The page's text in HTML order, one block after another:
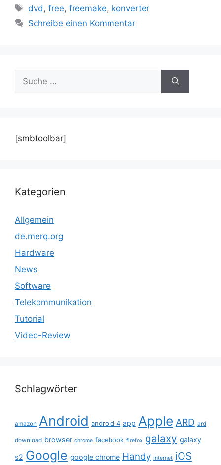
Schlagwörter
dvd,free,freemake, konverter
Schreibe einen Kommentar
Suche
nach:
[smbtoolbar]
Kategorien
Allgemein
de.merq.org
Hardware
News
Software
Telekommunikation
Tutorial
Video-Review
Schlagwörter
amazon Android android 4 app Apple ARD ard
download browser chrome facebook firefox galaxy galaxy
s2 Google google chrome Handy internet iOS